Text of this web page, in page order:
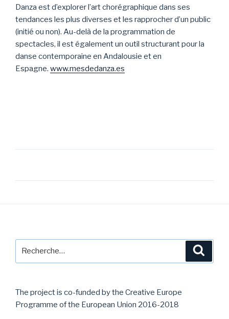
Danza est d’explorer l’art chorégraphique dans ses
tendances les plus diverses et les rapprocher d’un public
(initié ou non). Au-delà de la programmation de
spectacles, il est également un outil structurant pour la
danse contemporaine en Andalousie et en
Espagne. www.mesdedanza.es
l’article
The project is co-funded by the Creative Europe
Programme of the European Union 2016-2018